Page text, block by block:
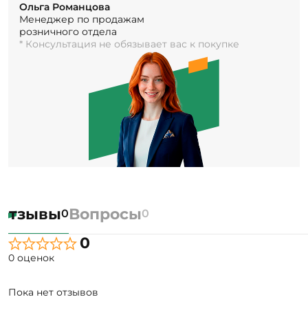
Ольга Романцова
Менеджер по продажам
розничного отдела
* Консультация не обязывает вас к покупке
0Вопросы0
0
0 оценок
Пока нет отзывов